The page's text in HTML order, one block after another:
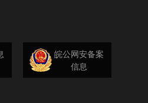
皖公网安备案
信息